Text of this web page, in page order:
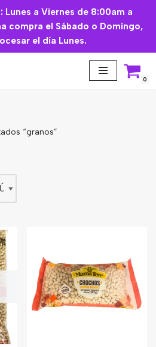
a Viernes de 8:00am a
compra el Sábado o Domingo,
el día Lunes.
0
“granos”